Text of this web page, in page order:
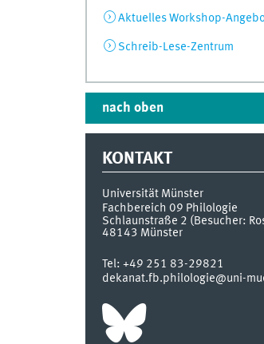
Aktuelles Workshop-
Schreib-Lese-Zentrum
nach oben
KONTAKT
Universität Münster
Fachbereich 09 Philologie
Schlaunstraße 2 (Besucher:
48143 Münster
Tel: +49 251 83-29821
dekanat.fb.philologie@uni-